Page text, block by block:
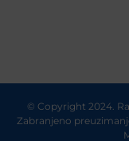
© Copyright 2024.
Zabranjeno